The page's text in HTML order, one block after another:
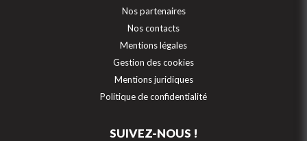
Nos partenaires
Nos contacts
Mentions légales
Gestion des cookies
Mentions juridiques
Politique de confidentialité
SUIVEZ-NOUS !